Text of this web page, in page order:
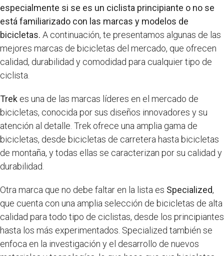
especialmente si se es un ciclista principiante o no se
está familiarizado con las marcas y modelos de
bicicletas. A continuación, te presentamos algunas de las
mejores marcas de bicicletas del mercado, que ofrecen
calidad, durabilidad y comodidad para cualquier tipo de
ciclista.
Trek es una de las marcas líderes en el mercado de
bicicletas, conocida por sus diseños innovadores y su
atención al detalle. Trek ofrece una amplia gama de
bicicletas, desde bicicletas de carretera hasta bicicletas
de montaña, y todas ellas se caracterizan por su calidad y
durabilidad.
Otra marca que no debe faltar en la lista es Specialized,
que cuenta con una amplia selección de bicicletas de alta
calidad para todo tipo de ciclistas, desde los principiantes
hasta los más experimentados. Specialized también se
enfoca en la investigación y el desarrollo de nuevos